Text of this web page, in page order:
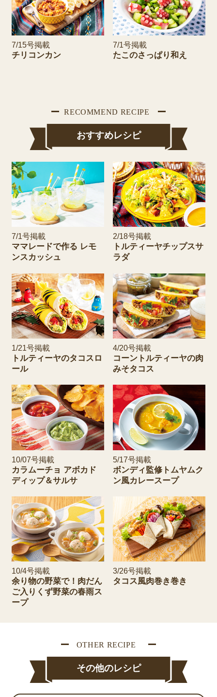
7/15号掲載
チリコンカン
7/1号掲載
たこのさっぱり和え
おすすめレシピ
7/1号掲載
ママレードで作る レモ
ンスカッシュ
2/18号掲載
トルティーヤチップスサ
ラダ
1/21号掲載
トルティーヤのタコスロ
ール
4/20号掲載
コーントルティーヤの肉
みそタコス
10/07号掲載
カラムーチョ アボカド
ディップ＆サルサ
5/17号掲載
ボンディ監修トムヤムク
ン風カレースープ
10/4号掲載
余り物の野菜で！肉だん
ご入りくず野菜の春雨ス
ープ
3/26号掲載
タコス風肉巻き巻き
その他のレシピ